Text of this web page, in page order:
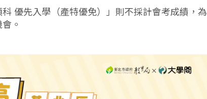
優先入學（產特優免）」則不採計會考成績，為
。